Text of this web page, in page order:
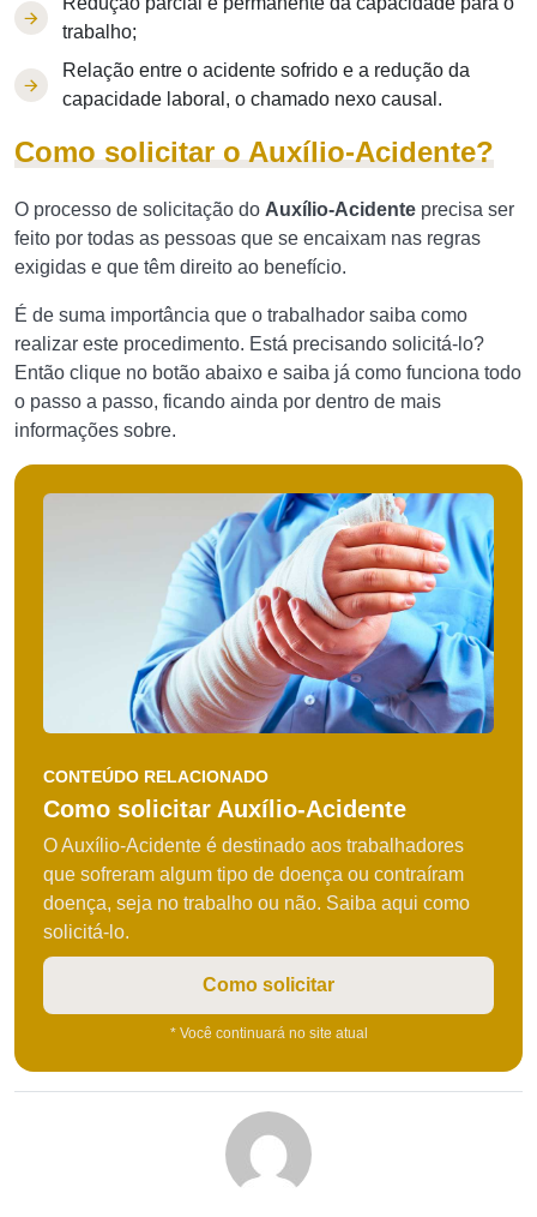
trabalho;
Relação entre o acidente sofrido e a redução da
capacidade laboral, o chamado nexo causal.
Como solicitar o Auxílio-Acidente?
O processo de solicitação do Auxílio-Acidente precisa ser
feito por todas as pessoas que se encaixam nas regras
exigidas e que têm direito ao benefício.
É de suma importância que o trabalhador saiba como
realizar este procedimento. Está precisando solicitá-lo?
Então clique no botão abaixo e saiba já como funciona todo
o passo a passo, ficando ainda por dentro de mais
informações sobre.
CONTEÚDO RELACIONADO
Como solicitar Auxílio-Acidente
O Auxílio-Acidente é destinado aos trabalhadores
que sofreram algum tipo de doença ou contraíram
doença, seja no trabalho ou não. Saiba aqui como
solicitá-lo.
Como solicitar
* Você continuará no site atual